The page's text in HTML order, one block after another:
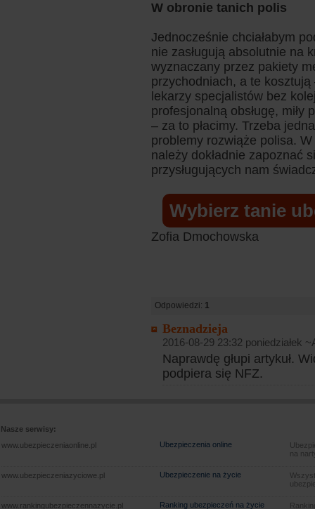
W obronie tanich polis
Jednocześnie chciałabym
nie zasługują absolutnie na
wyznaczany przez pakiety
przychodniach, a te
lekarzy specjalistów bez
profesjonalną obsługę,
– za to płacimy. Trzeba
problemy rozwiąże polisa.
należy dokładnie zapoznać
przysługujących nam
Wybierz tanie
Zofia Dmochowska
Odpowiedzi: 1
Beznadzieja
2016-08-29 23:32 poniedziałek
Naprawdę głupi artykuł.
podpiera się NFZ.
Nasze serwisy:
www.ubezpieczeniaonline.pl
Ubezpieczenia online
na
www.ubezpieczeniazyciowe.pl Ubezpieczenie na życie
www.rankingubezpieczennazycie.pl Ranking ubezpieczeń na życie